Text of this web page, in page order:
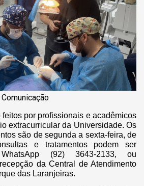
por profissionais e acadêmicos
extracurricular da Universidade. Os
são de segunda a sexta-feira, de
e tratamentos podem ser
(92) 3643-2133, ou
da Central de Atendimento
das Laranjeiras.